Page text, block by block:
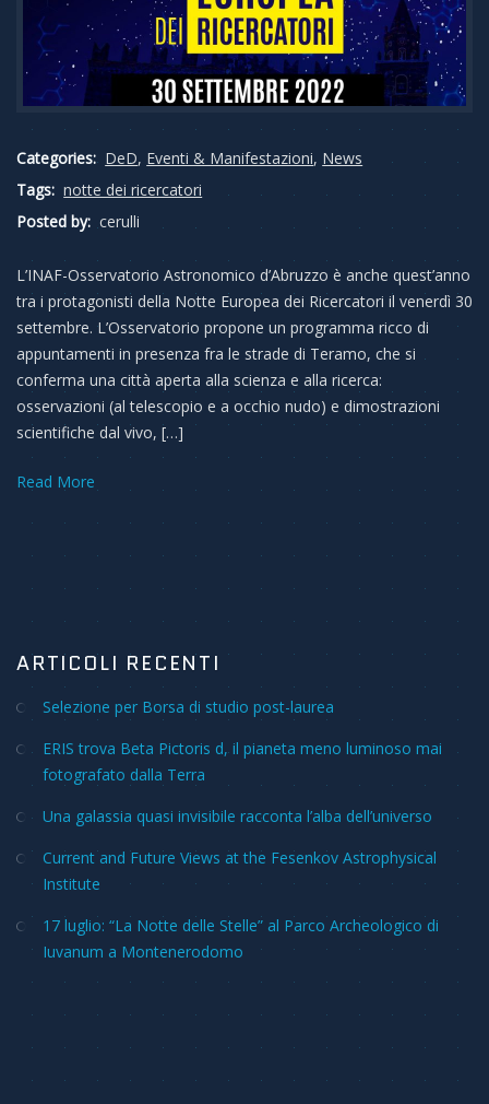
Categories: DeD, Eventi & Manifestazioni, News
Tags: notte dei ricercatori
Posted by: cerulli
L’INAF-Osservatorio Astronomico d’Abruzzo è anche quest’anno
tra i protagonisti della Notte Europea dei Ricercatori il venerdì 30
settembre. L’Osservatorio propone un programma ricco di
appuntamenti in presenza fra le strade di Teramo, che si
conferma una città aperta alla scienza e alla ricerca:
osservazioni (al telescopio e a occhio nudo) e dimostrazioni
scientifiche dal vivo, […]
Read More
ARTICOLI RECENTI
Selezione per Borsa di studio post-laurea
ERIS trova Beta Pictoris d, il pianeta meno luminoso mai
fotografato dalla Terra
Una galassia quasi invisibile racconta l’alba dell’universo
Current and Future Views at the Fesenkov Astrophysical
Institute
17 luglio: “La Notte delle Stelle” al Parco Archeologico di
Iuvanum a Montenerodomo